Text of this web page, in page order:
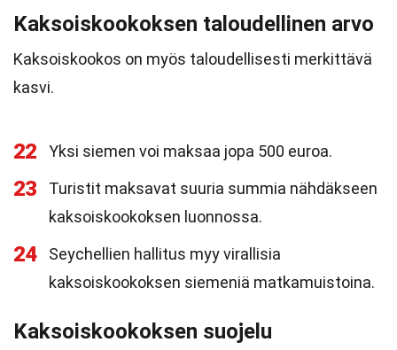
Kaksoiskookoksen taloudellinen arvo
Kaksoiskookos on myös taloudellisesti merkittävä
kasvi.
22 Yksi siemen voi maksaa jopa 500 euroa.
23
Turistit maksavat suuria summia nähdäkseen
kaksoiskookoksen luonnossa.
24
Seychellien hallitus myy virallisia
kaksoiskookoksen siemeniä matkamuistoina.
Kaksoiskookoksen suojelu